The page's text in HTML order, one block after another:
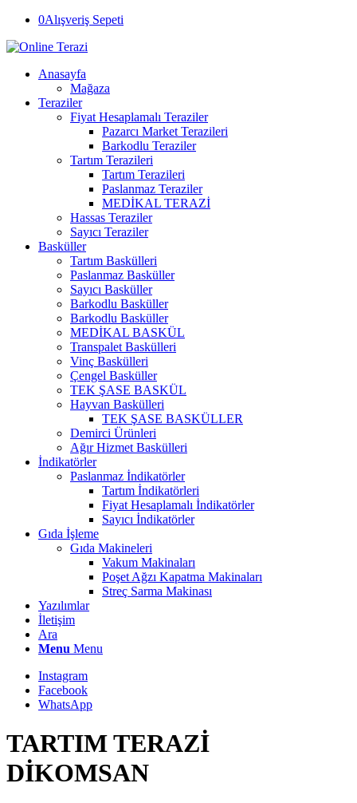
0Alışveriş Sepeti
Anasayfa
Mağaza
Teraziler
Fiyat Hesaplamalı Teraziler
Pazarcı Market Terazileri
Barkodlu Teraziler
Tartım Terazileri
Tartım Terazileri
Paslanmaz Teraziler
MEDİKAL TERAZİ
Hassas Teraziler
Sayıcı Teraziler
Basküller
Tartım Baskülleri
Paslanmaz Basküller
Sayıcı Basküller
Barkodlu Basküller
Barkodlu Basküller
MEDİKAL BASKÜL
Transpalet Baskülleri
Vinç Baskülleri
Çengel Basküller
TEK ŞASE BASKÜL
Hayvan Baskülleri
TEK ŞASE BASKÜLLER
Demirci Ürünleri
Ağır Hizmet Baskülleri
İndikatörler
Paslanmaz İndikatörler
Tartım İndikatörleri
Fiyat Hesaplamalı İndikatörler
Sayıcı İndikatörler
Gıda İşleme
Gıda Makineleri
Vakum Makinaları
Poşet Ağzı Kapatma Makinaları
Streç Sarma Makinası
Yazılımlar
İletişim
Ara
Menu Menu
Instagram
Facebook
WhatsApp
TARTIM TERAZİ
DİKOMSAN